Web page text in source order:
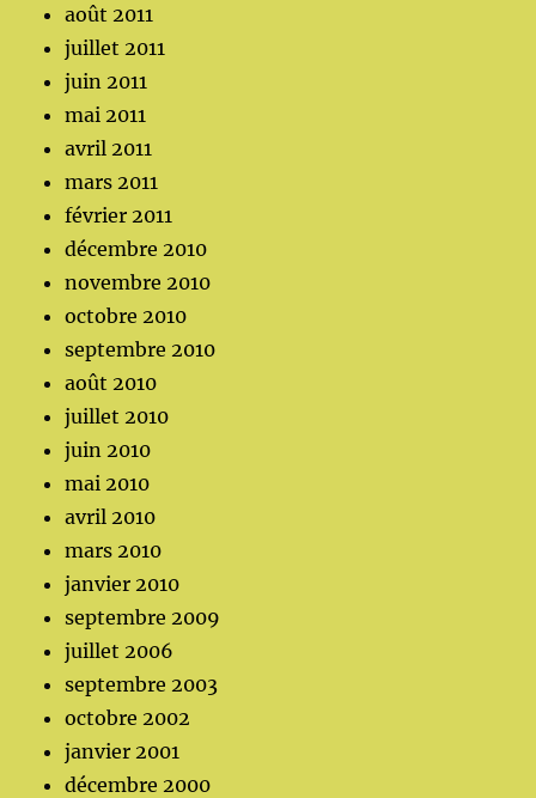
août 2011
juillet 2011
juin 2011
mai 2011
avril 2011
mars 2011
février 2011
décembre 2010
novembre 2010
octobre 2010
septembre 2010
août 2010
juillet 2010
juin 2010
mai 2010
avril 2010
mars 2010
janvier 2010
septembre 2009
juillet 2006
septembre 2003
octobre 2002
janvier 2001
décembre 2000